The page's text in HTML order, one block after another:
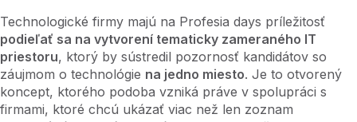
Technologické firmy majú na Profesia days príležitosť
podieľať sa na vytvorení tematicky zameraného IT
priestoru, ktorý by sústredil pozornosť kandidátov so
záujmom o technológie na jedno miesto. Je to otvorený
koncept, ktorého podoba vzniká práve v spolupráci s
firmami, ktoré chcú ukázať viac než len zoznam